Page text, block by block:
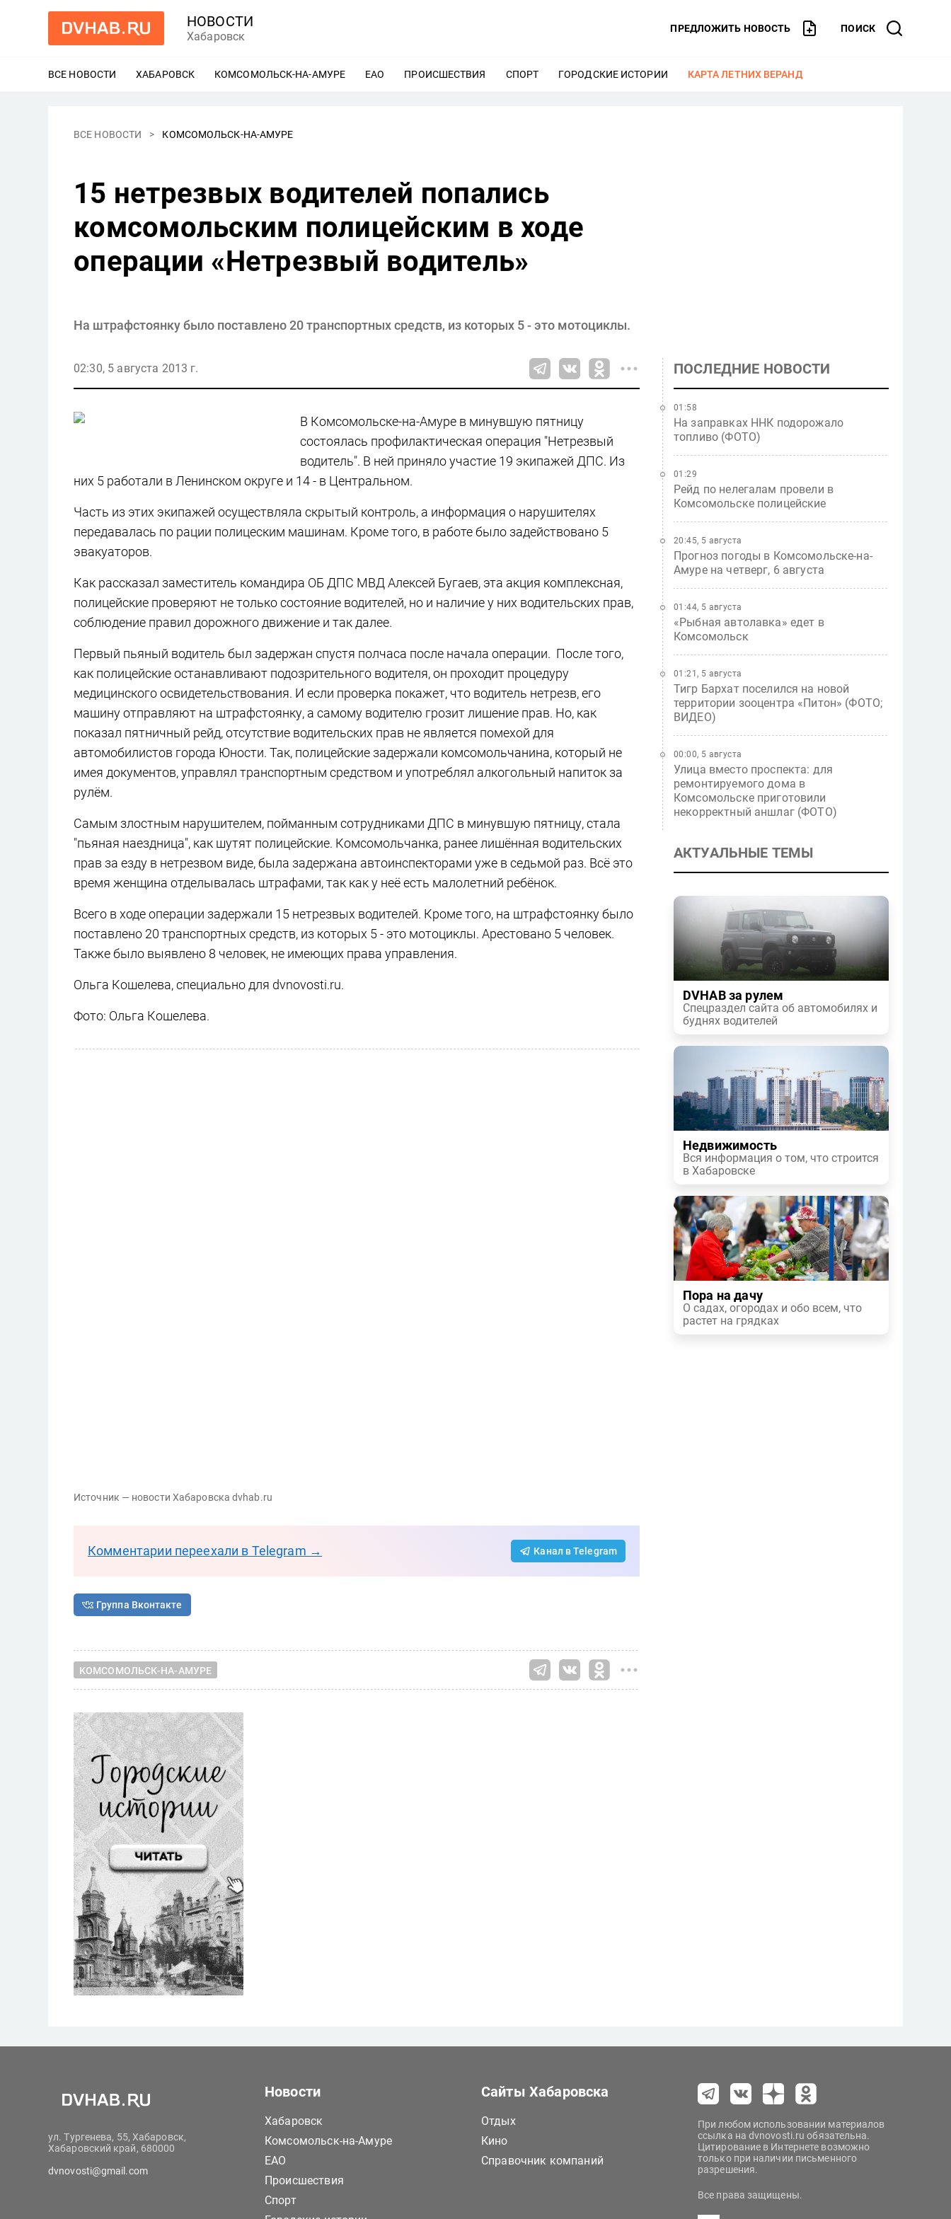
НОВОСТИ
Хабаровск
ПРЕДЛОЖИТЬ НОВОСТЬ ПОИСК
ВСЕ НОВОСТИ ХАБАРОВСК ЕЩЕ
КОМСОМОЛЬСК-НА-АМУРЕ ЕЩЕ
ЕАО ЕЩЕ
ПРОИСШЕСТВИЯ ЕЩЕ
СПОРТ ЕЩЕ
ГОРОДСКИЕ ИСТОРИИ ЕЩЕ
КАРТА ЛЕТНИХ ВЕРАНД
ВСЕ НОВОСТИ КОМСОМОЛЬСК-НА-АМУРЕ
15 нетрезвых водителей попались
комсомольским полицейским в ходе
операции «Нетрезвый водитель»
На штрафстоянку было поставлено 20 транспортных средств, из которых 5 - это мотоциклы.
02:30, 5 августа 2013 г.
В Комсомольске-на-Амуре в минувшую пятницу
состоялась профилактическая операция "Нетрезвый
водитель". В ней приняло участие 19 экипажей ДПС. Из
них 5 работали в Ленинском округе и 14 - в Центральном.
Часть из этих экипажей осуществляла скрытый контроль, а информация о нарушителях
передавалась по рации полицеским машинам. Кроме того, в работе было задействовано 5
эвакуаторов.
Как рассказал заместитель командира ОБ ДПС МВД Алексей Бугаев, эта акция комплексная,
полицейские проверяют не только состояние водителей, но и наличие у них водительских прав,
соблюдение правил дорожного движение и так далее.
Первый пьяный водитель был задержан спустя полчаса после начала операции. После того,
как полицейские останавливают подозрительного водителя, он проходит процедуру
медицинского освидетельствования. И если проверка покажет, что водитель нетрезв, его
машину отправляют на штрафстоянку, а самому водителю грозит лишение прав. Но, как
показал пятничный рейд, отсутствие водительских прав не является помехой для
автомобилистов города Юности. Так, полицейские задержали комсомольчанина, который не
имея документов, управлял транспортным средством и употреблял алкогольный напиток за
рулём.
Самым злостным нарушителем, пойманным сотрудниками ДПС в минувшую пятницу, стала
"пьяная наездница", как шутят полицейские. Комсомольчанка, ранее лишённая водительских
прав за езду в нетрезвом виде, была задержана автоинспекторами уже в седьмой раз. Всё это
время женщина отделывалась штрафами, так как у неё есть малолетний ребёнок.
Всего в ходе операции задержали 15 нетрезвых водителей. Кроме того, на штрафстоянку было
поставлено 20 транспортных средств, из которых 5 - это мотоциклы. Арестовано 5 человек.
Также было выявлено 8 человек, не имеющих права управления.
Ольга Кошелева, специально для dvnovosti.ru.
Фото: Ольга Кошелева.
Источник — новости Хабаровска dvhab.ru
Комментарии переехали в Telegram → Канал в Telegram
Группа Вконтакте
КОМСОМОЛЬСК-НА-АМУРЕ
ПОСЛЕДНИЕ НОВОСТИ
На заправках ННК подорожало
топливо (ФОТО)
01:58
Рейд по нелегалам провели в
Комсомольске полицейские
01:29
Прогноз погоды в Комсомольске-на-
Амуре на четверг, 6 августа
20:45, 5 августа
«Рыбная автолавка» едет в
Комсомольск
01:44, 5 августа
Тигр Бархат поселился на новой
территории зооцентра «Питон» (ФОТО;
ВИДЕО)
01:21, 5 августа
Улица вместо проспекта: для
ремонтируемого дома в
Комсомольске приготовили
некорректный аншлаг (ФОТО)
00:00, 5 августа
АКТУАЛЬНЫЕ ТЕМЫ
DVHAB за рулем
Спецраздел сайта об автомобилях и
буднях водителей
Недвижимость
Вся информация о том, что строится
в Хабаровске
Пора на дачу
О садах, огородах и обо всем, что
растет на грядках
ул. Тургенева, 55, Хабаровск,
Хабаровский край, 680000
dvnovosti@gmail.com
Новости
Хабаровск
Комсомольск-на-Амуре
ЕАО
Происшествия
Спорт
Сайты Хабаровска
Отдых
Кино
Справочник компаний
При любом использовании материалов
ссылка на dvnovosti.ru обязательна.
Цитирование в Интернете возможно
только при наличии письменного
разрешения.
Все права защищены.